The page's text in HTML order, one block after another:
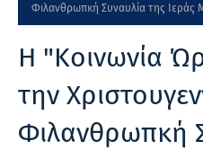
Φιλανθρωπκή Συναυλία της Ιεράς
Η "Κοινωνία
την
Φιλανθρωπκή